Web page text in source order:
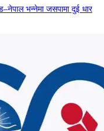
भन्नेमा जसपामा दुई धार